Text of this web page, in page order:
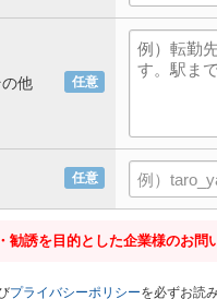
他 任意
任意
勧誘を目的とした企業様のお問
プライバシーポリシーを必ずお読